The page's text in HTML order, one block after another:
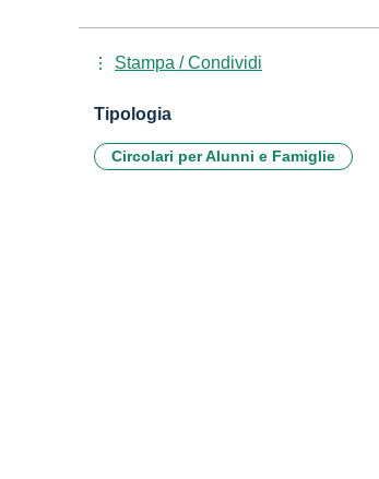
Stampa / Condividi
Tipologia
Circolari per Alunni e Famiglie